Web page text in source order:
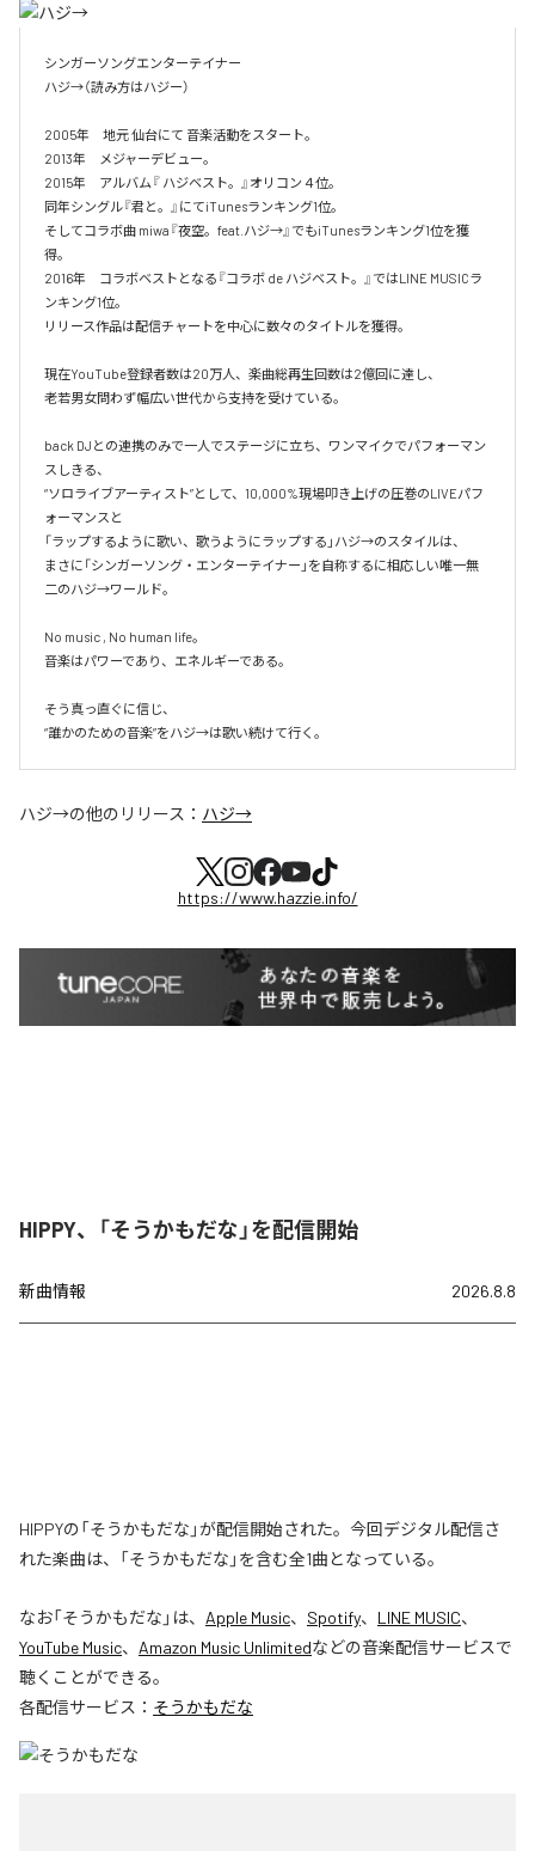
シンガーソングエンターテイナー
ハジ→（読み方はハジー）
2005年　地元 仙台にて 音楽活動をスタート。
2013年　メジャーデビュー。
2015年　アルバム『 ハジベスト。』オリコン４位。
同年シングル『君と。』にてiTunesランキング1位。
そしてコラボ曲 miwa『夜空。feat.ハジ→』でもiTunesランキング1位を獲
得。
2016年　コラボベストとなる『コラボ de ハジベスト。』ではLINE MUSICラ
ンキング1位。
リリース作品は配信チャートを中心に数々のタイトルを獲得。
現在YouTube登録者数は20万人、楽曲総再生回数は2億回に達し、
老若男女問わず幅広い世代から支持を受けている。
back DJとの連携のみで一人でステージに立ち、ワンマイクでパフォーマン
スしきる、
“ソロライブアーティスト”として、10,000%現場叩き上げの圧巻のLIVEパフ
ォーマンスと
「ラップするように歌い、歌うようにラップする」ハジ→のスタイルは、
まさに「シンガーソング・エンターテイナー」を自称するに相応しい唯一無
二のハジ→ワールド。
No music , No human life。
音楽はパワーであり、エネルギーである。
そう真っ直ぐに信じ、
ハジ→の他のリリース： ハジ→
https://www.hazzie.info/
HIPPY、「そうかもだな」を配信開始
新曲情報 2026.8.8
HIPPYの「そうかもだな」が配信開始された。今回デジタル配信さ
れた楽曲は、「そうかもだな」を含む全1曲となっている。
なお「そうかもだな 」は、 Apple Music、 Spotify、 LINE MUSIC、
YouTube Music、 Amazon Music Unlimitedなどの音楽配信サービスで
聴くことができる。
各配信サービス： そうかもだな